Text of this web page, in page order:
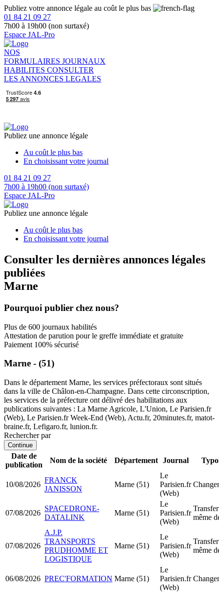
Publiez votre annonce légale au coût le plus bas
01 84 21 09 27
7h00 à 19h00 (non surtaxé)
Espace JAL-Pro
NOS
FORMULAIRES JOURNAUX
HABILITES CONSULTER
LES ANNONCES LEGALES
Publiez une annonce légale
Au coût le plus bas
En choisissant votre journal
01 84 21 09 27
7h00 à 19h00 (non surtaxé)
Espace JAL-Pro
Publiez une annonce légale
Au coût le plus bas
En choisissant votre journal
Consulter les dernières annonces légales
publiées
Marne
Pourquoi publier chez nous?
Plus de 600 journaux habilités
Attestation de parution pour le greffe immédiate et gratuite
Paiement 100% sécurisé
Marne - (51)
Dans le département Marne, les services préfectoraux sont situés
dans la ville de Châlon-en-Champagne. Dans cette circonscription,
les services de la préfecture ont délivré des habilitations aux
publications suivantes : La Marne Agricole, L'Union, Le Parisien.fr
(Web), Le Parisien.fr Week-End (Web), Actu.fr, 20minutes.fr, matot-
braine.fr, Lefigaro.fr, lunion.fr.
Rechercher par
Continue
Date de
publication
Nom de la société Département Journal
10/08/2026
FRANCK
JANISSON
Marne (51)
Le
Parisien.fr
(Web)
07/08/2026
SPACEDRONE-
DATALINK
Marne (51)
Le
Parisien.fr
(Web)
même
07/08/2026
A.J.P.
TRANSPORTS
PRUDHOMME ET
LOGISTIQUE
Marne (51)
Le
Parisien.fr
(Web)
même
06/08/2026 PREC'FORMATION Marne (51)
Le
Parisien.fr
(Web)